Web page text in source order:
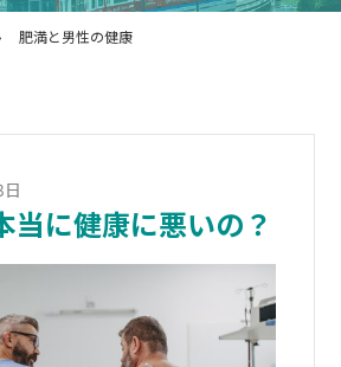
肥満と男性の健康
当に健康に悪いの？